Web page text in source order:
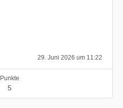
29. Juni 2026 um 11:22
Punkte
5